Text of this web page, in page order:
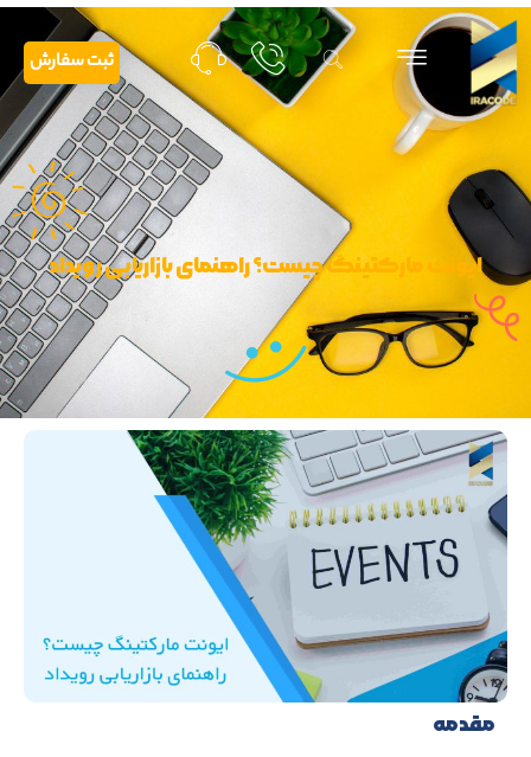
ثبت سفارش
ایونت مارکتینگ چیست؟ راهنمای بازاریابی رویداد
مقدمه